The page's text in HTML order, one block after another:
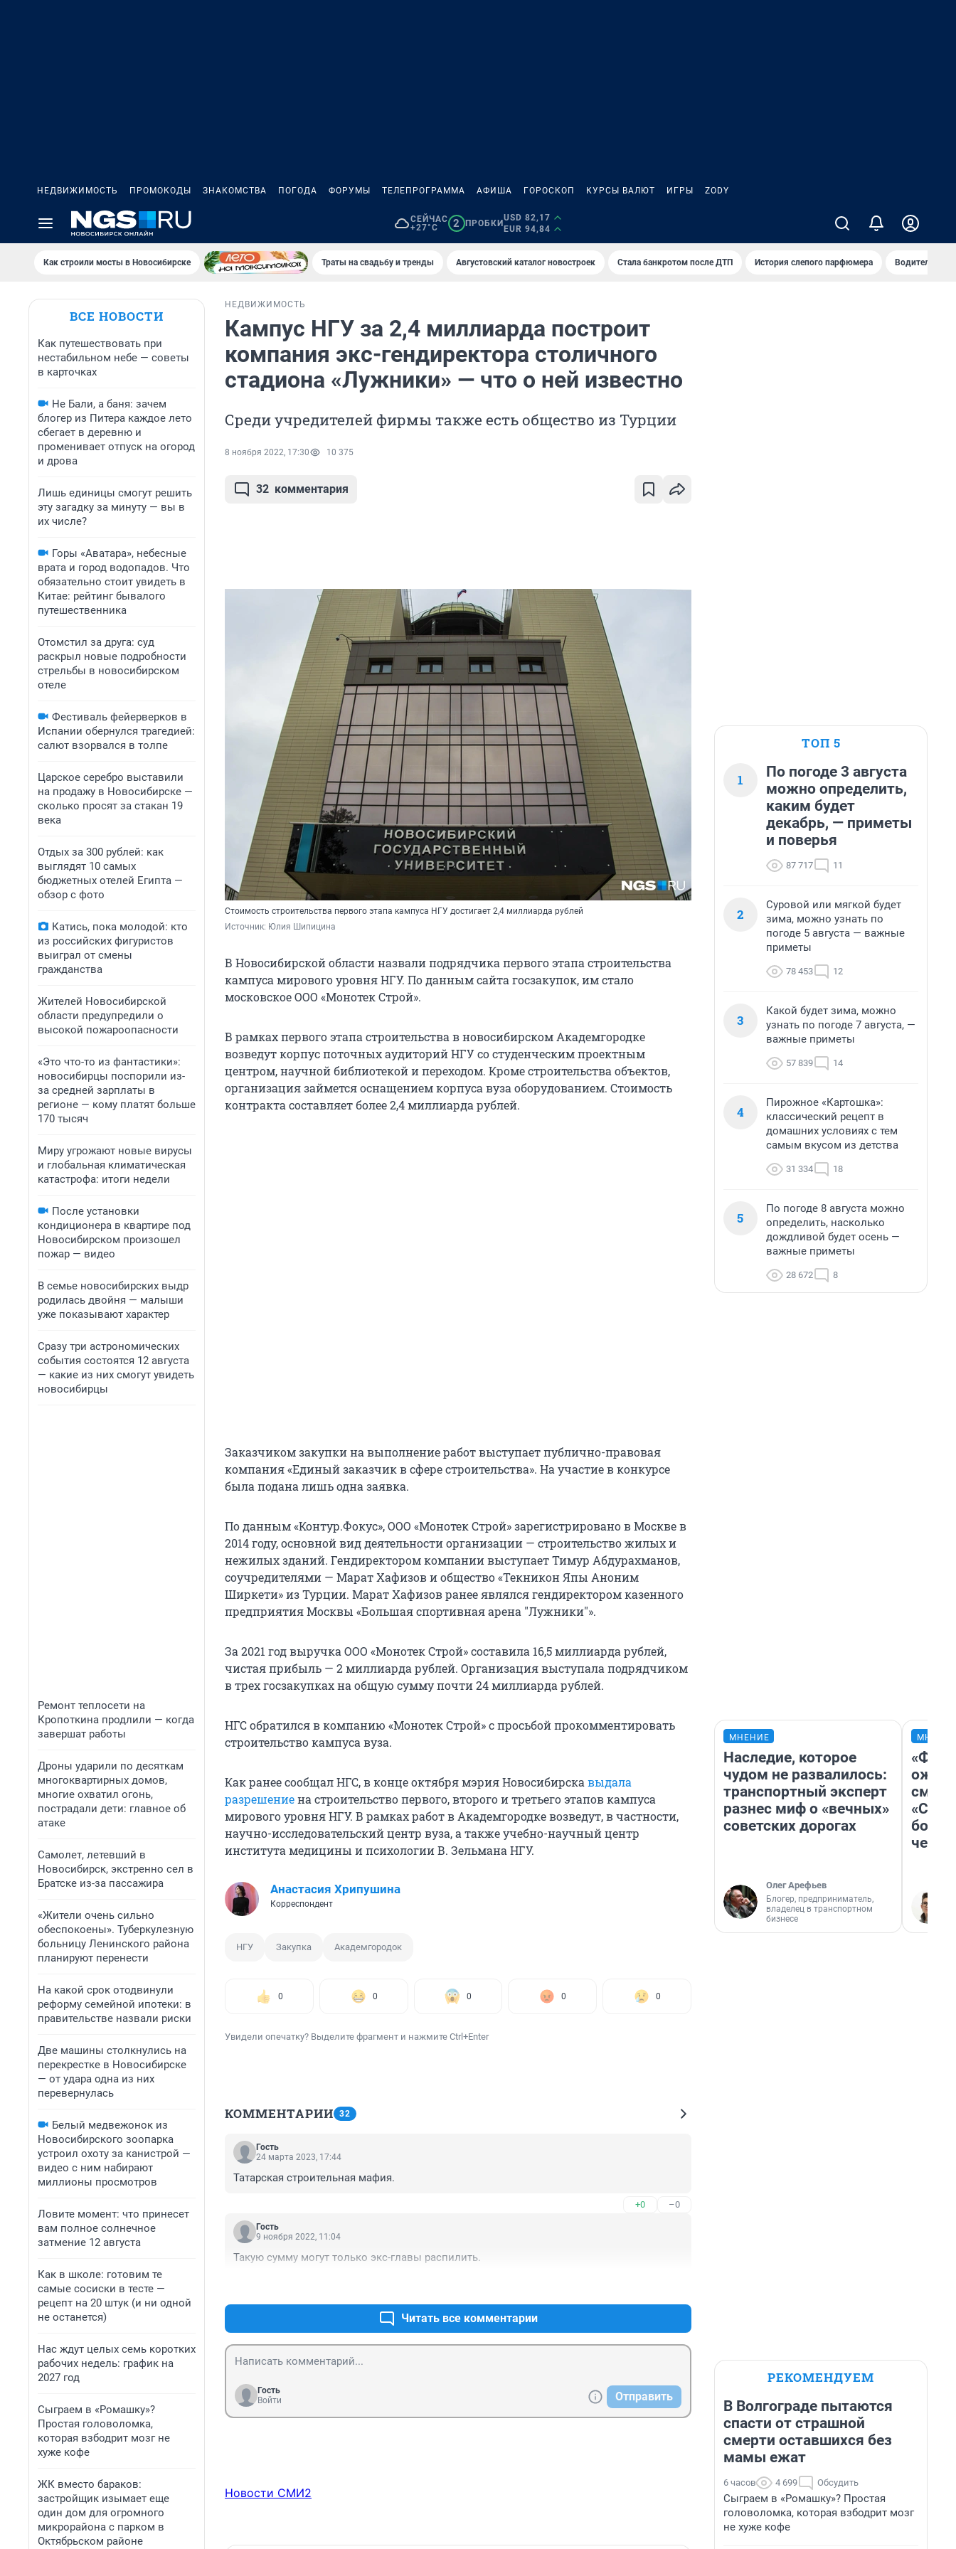
НЕДВИЖИМОСТЬ ПРОМОКОДЫ ЗНАКОМСТВА ПОГОДА ФОРУМЫ ТЕЛЕПРОГРАММА АФИША ГОРОСКОП КУРСЫ ВАЛЮТ ИГРЫ ZODY
СЕЙЧАС
+27°C
2 ПРОБКИ
USD 82,17
EUR 94,84
Как строили мосты в Новосибирске Траты на свадьбу и тренды Августовский каталог новостроек Стала банкротом после ДТП История слепого парфюмера Водители
ВСЕ НОВОСТИ
Как путешествовать при
нестабильном небе — советы
в карточках
Не Бали, а баня: зачем
блогер из Питера каждое лето
сбегает в деревню и
променивает отпуск на огород
и дрова
Лишь единицы смогут решить
эту загадку за минуту — вы в
их числе?
Горы «Аватара», небесные
врата и город водопадов. Что
обязательно стоит увидеть в
Китае: рейтинг бывалого
путешественника
Отомстил за друга: суд
раскрыл новые подробности
стрельбы в новосибирском
отеле
Фестиваль фейерверков в
Испании обернулся трагедией:
салют взорвался в толпе
Царское серебро выставили
на продажу в Новосибирске —
сколько просят за стакан 19
века
Отдых за 300 рублей: как
выглядят 10 самых
бюджетных отелей Египта —
обзор с фото
Катись, пока молодой: кто
из российских фигуристов
выиграл от смены
гражданства
Жителей Новосибирской
области предупредили о
высокой пожароопасности
«Это что-то из фантастики»:
новосибирцы поспорили из-
за средней зарплаты в
регионе — кому платят больше
170 тысяч
Миру угрожают новые вирусы
и глобальная климатическая
катастрофа: итоги недели
После установки
кондиционера в квартире под
Новосибирском произошел
пожар — видео
В семье новосибирских выдр
родилась двойня — малыши
уже показывают характер
Сразу три астрономических
события состоятся 12 августа
— какие из них смогут увидеть
новосибирцы
Ремонт теплосети на
Кропоткина продлили — когда
завершат работы
Дроны ударили по десяткам
многоквартирных домов,
многие охватил огонь,
пострадали дети: главное об
атаке
Самолет, летевший в
Новосибирск, экстренно сел в
Братске из-за пассажира
«Жители очень сильно
обеспокоены». Туберкулезную
больницу Ленинского района
планируют перенести
На какой срок отодвинули
реформу семейной ипотеки: в
правительстве назвали риски
Две машины столкнулись на
перекрестке в Новосибирске
— от удара одна из них
перевернулась
Белый медвежонок из
Новосибирского зоопарка
устроил охоту за канистрой —
видео с ним набирают
миллионы просмотров
Ловите момент: что принесет
вам полное солнечное
затмение 12 августа
Как в школе: готовим те
самые сосиски в тесте —
рецепт на 20 штук (и ни одной
не останется)
Нас ждут целых семь коротких
рабочих недель: график на
2027 год
Сыграем в «Ромашку»?
Простая головоломка,
которая взбодрит мозг не
хуже кофе
ЖК вместо бараков:
застройщик изымает еще
один дом для огромного
микрорайона с парком в
Октябрьском районе
НЕДВИЖИМОСТЬ
Кампус НГУ за 2,4 миллиарда построит
компания экс-гендиректора столичного
стадиона «Лужники» — что о ней известно
Среди учредителей фирмы также есть общество из Турции
8 ноября 2022, 17:30 10 375
32 комментария
Стоимость строительства первого этапа кампуса НГУ достигает 2,4 миллиарда рублей
Источник: Юлия Шипицина
В Новосибирской области назвали подрядчика первого этапа строительства
кампуса мирового уровня НГУ. По данным сайта госзакупок, им стало
московское ООО «Монотек Строй».
В рамках первого этапа строительства в новосибирском Академгородке
возведут корпус поточных аудиторий НГУ со студенческим проектным
центром, научной библиотекой и переходом. Кроме строительства объектов,
организация займется оснащением корпуса вуза оборудованием. Стоимость
контракта составляет более 2,4 миллиарда рублей.
Заказчиком закупки на выполнение работ выступает публично-правовая
компания «Единый заказчик в сфере строительства». На участие в конкурсе
была подана лишь одна заявка.
По данным «Контур.Фокус», ООО «Монотек Строй» зарегистрировано в Москве в
2014 году, основной вид деятельности организации — строительство жилых и
нежилых зданий. Гендиректором компании выступает Тимур Абдурахманов,
соучредителями — Марат Хафизов и общество «Текникон Япы Аноним
Ширкети» из Турции. Марат Хафизов ранее являлся гендиректором казенного
предприятия Москвы «Большая спортивная арена "Лужники"».
За 2021 год выручка ООО «Монотек Строй» составила 16,5 миллиарда рублей,
чистая прибыль — 2 миллиарда рублей. Организация выступала подрядчиком
в трех госзакупках на общую сумму почти 24 миллиарда рублей.
НГС обратился в компанию «Монотек Строй» с просьбой прокомментировать
строительство кампуса вуза.
Как ранее сообщал НГС, в конце октября мэрия Новосибирска выдала
разрешениена строительство первого, второго и третьего этапов кампуса
мирового уровня НГУ. В рамках работ в Академгородке возведут, в частности,
научно-исследовательский центр вуза, а также учебно-научный центр
института медицины и психологии В. Зельмана НГУ.
Анастасия Хрипушина
Корреспондент
НГУ Закупка Академгородок
0 0 0 0 0
Увидели опечатку? Выделите фрагмент и нажмите Ctrl+Enter
КОММЕНТАРИИ 32
Гость
24 марта 2023, 17:44
Татарская строительная мафия.
+0 –0
Гость
9 ноября 2022, 11:04
Такую сумму могут только экс-главы распилить.
Читать все комментарии
Гость
Войти
Отправить
Новости СМИ2
ТОП 5
1
По погоде 3 августа
можно определить,
каким будет
декабрь, — приметы
и поверья
87 717 11
2
Суровой или мягкой будет
зима, можно узнать по
погоде 5 августа — важные
приметы
78 453 12
3
Какой будет зима, можно
узнать по погоде 7 августа, —
важные приметы
57 839 14
4
Пирожное «Картошка»:
классический рецепт в
домашних условиях с тем
самым вкусом из детства
31 334 18
5
По погоде 8 августа можно
определить, насколько
дождливой будет осень —
важные приметы
28 672 8
МНЕНИЕ
Наследие, которое
чудом не развалилось:
транспортный эксперт
разнес миф о «вечных»
советских дорогах
Олег Арефьев
Блогер, предприниматель,
владелец в транспортном
бизнесе
РЕКОМЕНДУЕМ
В Волгограде пытаются
спасти от страшной
смерти оставшихся без
мамы ежат
6 часов 4 699 Обсудить
Сыграем в «Ромашку»? Простая
головоломка, которая взбодрит мозг
не хуже кофе